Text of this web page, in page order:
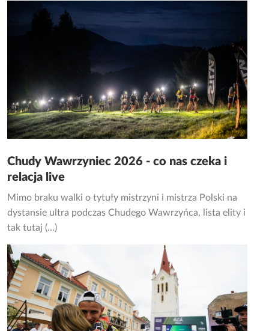
Chudy Wawrzyniec 2026 - co nas czeka i
relacja live
Mimo braku walki o tytuły mistrzyni i mistrza Polski na
dystansie ultra podczas Chudego Wawrzyńca, lista elity i
tak tutaj (...)